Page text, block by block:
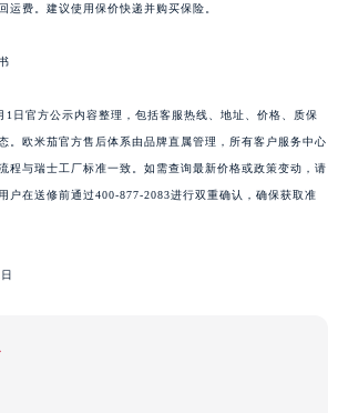
运费。建议使用保价快递并购买保险。
1日官方公示内容整理，包括客服热线、地址、价格、质保
。欧米茄官方售后体系由品牌直属管理，所有客户服务中心
程与瑞士工厂标准一致。如需查询最新价格或政策变动，请
户在送修前通过400-877-2083进行双重确认，确保获取准